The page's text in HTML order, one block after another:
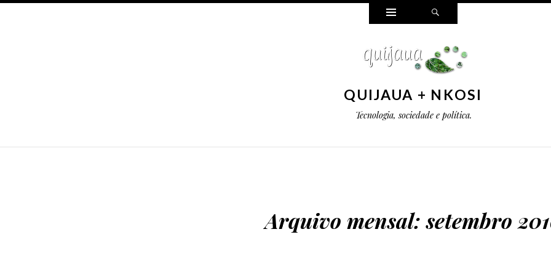
Widgets
QUIJAUA + NKOSI
Tecnologia, sociedade e política.
Arquivo mensal:setembro